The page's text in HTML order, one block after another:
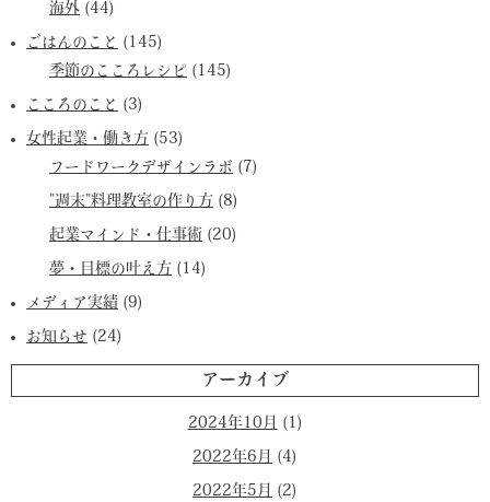
海外 (44)
ごはんのこと (145)
季節のこころレシピ (145)
こころのこと (3)
女性起業・働き方 (53)
フードワークデザインラボ (7)
”週末”料理教室の作り方 (8)
起業マインド・仕事術 (20)
夢・目標の叶え方 (14)
メディア実績 (9)
お知らせ (24)
アーカイブ
2024年10月 (1)
2022年6月 (4)
2022年5月 (2)